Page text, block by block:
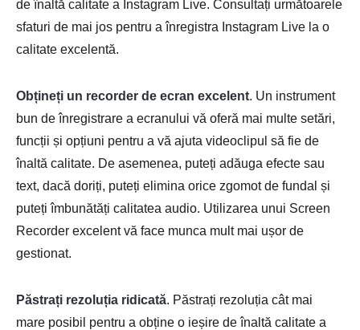
de înaltă calitate a Instagram Live. Consultați următoarele
sfaturi de mai jos pentru a înregistra Instagram Live la o
calitate excelentă.
Obțineți un recorder de ecran excelent. Un instrument
bun de înregistrare a ecranului vă oferă mai multe setări,
funcții și opțiuni pentru a vă ajuta videoclipul să fie de
înaltă calitate. De asemenea, puteți adăuga efecte sau
text, dacă doriți, puteți elimina orice zgomot de fundal și
puteți îmbunătăți calitatea audio. Utilizarea unui Screen
Recorder excelent vă face munca mult mai ușor de
gestionat.
Păstrați rezoluția ridicată. Păstrați rezoluția cât mai
mare posibil pentru a obține o ieșire de înaltă calitate a